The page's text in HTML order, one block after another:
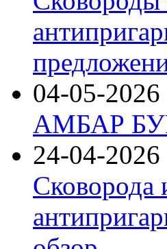
04-05-2026
АМБАР
24-04-2026
Сковорода